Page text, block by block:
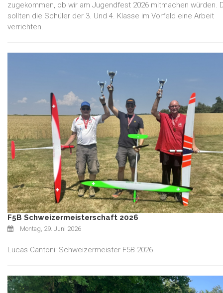
zugekommen, ob wir am Jugendfest 2026 mitmachen würden.
sollten die Schüler der 3. Und 4. Klasse im Vorfeld eine Arbeit
verrichten.
F5B Schweizermeisterschaft 2026
Montag, 29. Juni 2026
Lucas Cantoni: Schweizermeister F5B 2026